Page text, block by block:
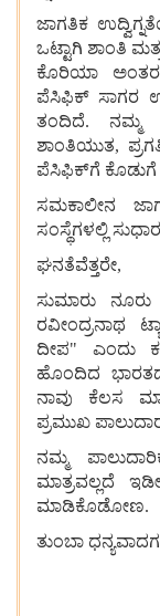
ಜಾಗತಿಕ
ಒಟ್ಟಾಗಿ ಶಾಂತಿ
ಕೊರಿಯಾ
ಪೆಸಿಫಿಕ್ ಸಾಗರ
ತಂದಿದೆ. ನಮ್ಮ
ಶಾಂತಿಯುತ,
ಪೆಸಿಫಿಕ್‌ಗೆ ಕೊಡುಗೆ
ಸಮಕಾಲೀನ
ಸಂಸ್ಥೆಗಳಲ್ಲಿ
ಘನತೆವೆತ್ತರೇ,
ಸುಮಾರು
ನೂರು
ರವೀಂದ್ರನಾಥ
ದೀಪ" ಎಂದು
ಹೊಂದಿದ
ನಾವು
ಕೆಲಸ
ಪ್ರಮುಖ
ನಮ್ಮ
ಮಾತ್ರವಲ್ಲದೆ
ಇಡೀ
ಮಾಡಿಕೊಡೋಣ.
ತುಂಬಾ